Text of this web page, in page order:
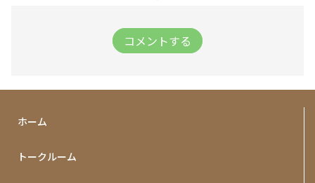
コメントする
ホーム
トークルーム